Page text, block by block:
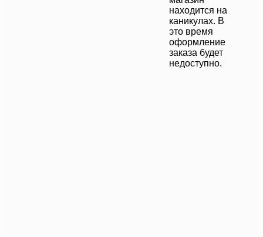
находится на
каникулах. В
это время
оформление
заказа будет
недоступно.